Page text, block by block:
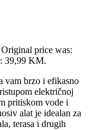
Original price was:
39,99 KM.
vam brzo i efikasno
električnoj
pritiskom vode i
alat je idealan za
terasa i drugih